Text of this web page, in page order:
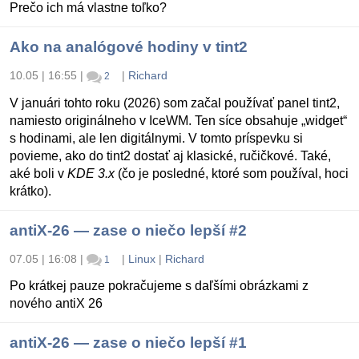
Prečo ich má vlastne toľko?
Ako na analógové hodiny v tint2
10.05 | 16:55 | 2 | Richard
V januári tohto roku (2026) som začal používať panel tint2,
namiesto originálneho v IceWM. Ten síce obsahuje „widget“
s hodinami, ale len digitálnymi. V tomto príspevku si
povieme, ako do tint2 dostať aj klasické, ručičkové. Také,
aké boli v KDE 3.x (čo je posledné, ktoré som používal, hoci
krátko).
antiX-26 — zase o niečo lepší #2
07.05 | 16:08 | 1 | Linux| Richard
Po krátkej pauze pokračujeme s daľšími obrázkami z
nového antiX 26
antiX-26 — zase o niečo lepší #1